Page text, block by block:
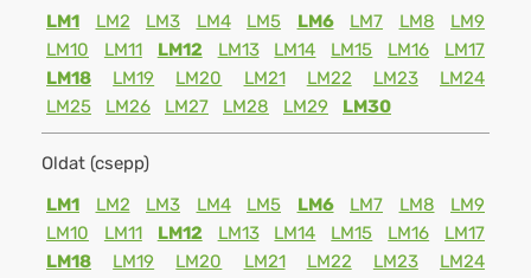
LM1
LM2 LM3 LM4 LM5 LM6 LM7 LM8
LM9
LM10
LM11 LM12 LM13 LM14 LM15 LM16
LM17
LM18
LM19 LM20 LM21 LM22 LM23
LM24
LM25
LM26 LM27 LM28 LM29 LM30
Oldat (csepp)
LM1
LM2 LM3 LM4 LM5 LM6 LM7 LM8
LM9
LM10
LM11 LM12 LM13 LM14 LM15 LM16
LM17
LM18
LM19 LM20 LM21 LM22 LM23
LM24